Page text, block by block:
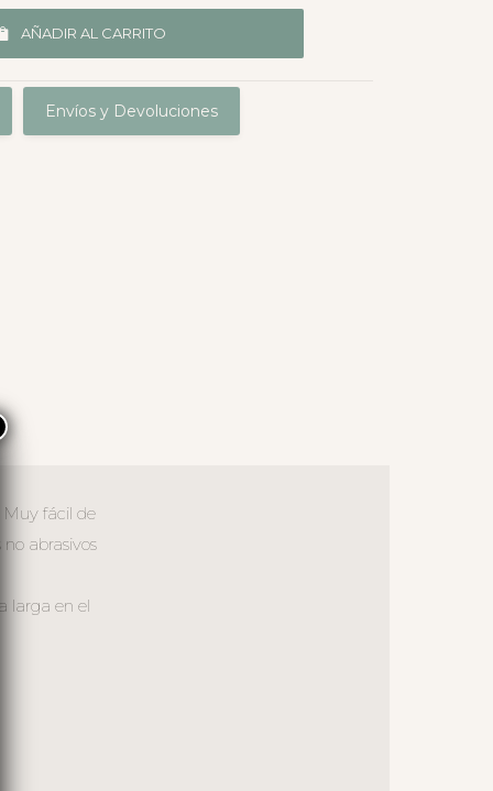
AÑADIR AL CARRITO
Envíos y Devoluciones
Muy fácil de
abrasivos
larga en el